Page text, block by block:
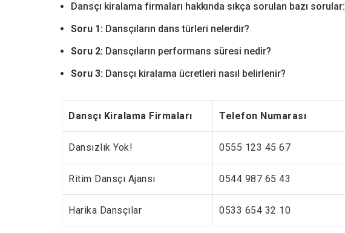
Dansçı kiralama firmaları hakkında sıkça sorulan bazı sorular:
Soru 1: Dansçıların dans türleri nelerdir?
Soru 2: Dansçıların performans süresi nedir?
Soru 3: Dansçı kiralama ücretleri nasıl belirlenir?
Dansçı Kiralama Firmaları Telefon Numarası
Dansızlık Yok! 0555 123 45 67
Ritim Dansçı Ajansı 0544 987 65 43
Harika Dansçılar 0533 654 32 10